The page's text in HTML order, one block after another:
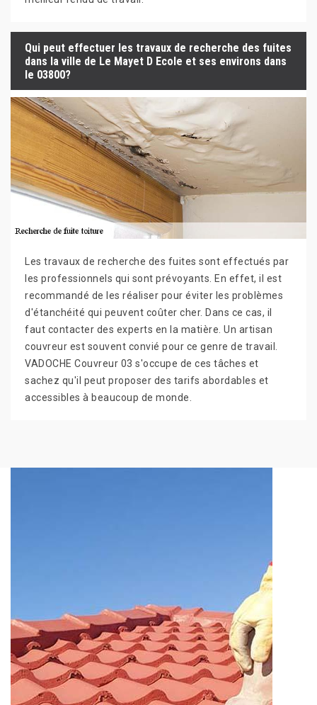
Qui peut effectuer les travaux de recherche des fuites
dans la ville de Le Mayet D Ecole et ses environs dans
le 03800?
Les travaux de recherche des fuites sont effectués par
les professionnels qui sont prévoyants. En effet, il est
recommandé de les réaliser pour éviter les problèmes
d'étanchéité qui peuvent coûter cher. Dans ce cas, il
faut contacter des experts en la matière. Un artisan
couvreur est souvent convié pour ce genre de travail.
VADOCHE Couvreur 03 s'occupe de ces tâches et
sachez qu'il peut proposer des tarifs abordables et
accessibles à beaucoup de monde.